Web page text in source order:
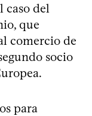
caso del
que
comercio de
socio
para